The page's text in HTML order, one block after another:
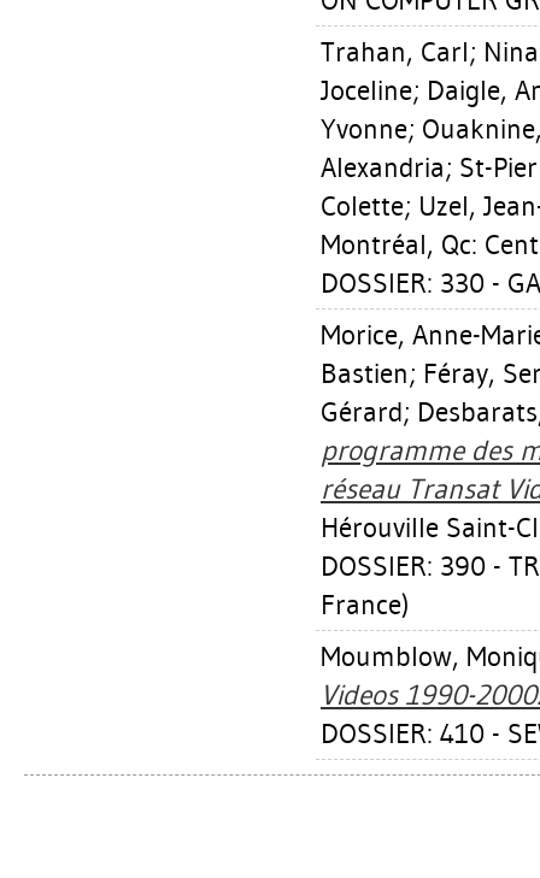
Trahan, Carl;
Joceline; Daigle,
Yvonne;
Alexandria; St-
Colette; Uzel,
Montréal, Qc:
DOSSIER: 330 -
Morice, Anne-
Bastien; Féray,
Gérard;
programme des
réseau Transat
Hérouville Saint-
DOSSIER: 390 -
France)
Moumblow,
Videos 1990-2000.
DOSSIER: 410 -